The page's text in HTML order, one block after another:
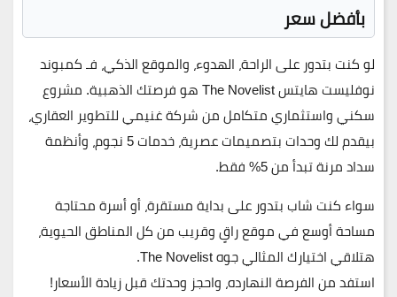
بأفضل سعر
لو كنت بتدور على الراحة، الهدوء، والموقع الذكي، فـكمبوند
نوفليست هايتس The Novelist
هو فرصتك الذهبية. مشروع
سكني واستثماري متكامل من شركة غنيمي للتطوير العقاري،
بيقدم لك وحدات بتصميمات عصرية، خدمات 5 نجوم، وأنظمة
سداد مرنة تبدأ من 5% فقط.
سواء كنت شاب بتدور على بداية مستقرة، أو أسرة محتاجة
مساحة أوسع في موقع راقٍ وقريب من كل المناطق الحيوية،
هتلاقي اختيارك المثالي جوه The Novelist.
استفد من الفرصة النهارده، واحجز وحدتك قبل زيادة الأسعار!